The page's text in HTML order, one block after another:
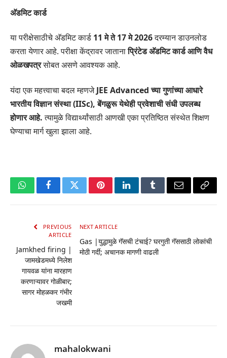
अ‍ॅडमिट कार्ड
या परीक्षेसाठीचे अ‍ॅडमिट कार्ड 11 मे ते 17 मे 2026दरम्यान डाउनलोड
करता येणार आहे. परीक्षा केंद्रावर जातानाप्रिंटेड अ‍ॅडमिट कार्ड आणि वैध
ओळखपत्रसोबत असणे आवश्यक आहे.
यंदा एक महत्त्वाचा बदल म्हणजेJEE Advanced च्या गुणांच्या आधारे
भारतीय विज्ञान संस्था (IISc), बेंगळुरू येथेही प्रवेशाची संधी उपलब्ध
होणार आहे.त्यामुळे विद्यार्थ्यांसाठी आणखी एका प्रतिष्ठित संस्थेत शिक्षण
घेण्याचा मार्ग खुला झाला आहे.
WhatsAppFacebookTwitterPinterestLinkedInTumblrEmail Copy
PREVIOUS
ARTICLE
Jamkhed firing |
जामखेडमध्ये निलेश
गायवळ यांना मारहाण
करणाऱ्यावर गोळीबार;
सागर मोहळकर गंभीर
जखमी
NEXT ARTICLE
Gas |युद्धामुळे गॅसची टंचाई? घरगुती गॅससाठी लोकांची
मोठी गर्दी; अचानक मागणी वाढली
mahalokwani